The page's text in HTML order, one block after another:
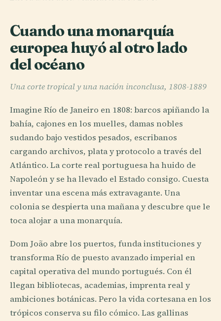
Cuando una monarquía
europea huyó al otro lado
del océano
Una corte tropical y una nación inconclusa, 1808-1889
Imagine Río de Janeiro en 1808: barcos apiñando la
bahía, cajones en los muelles, damas nobles
sudando bajo vestidos pesados, escribanos
cargando archivos, plata y protocolo a través del
Atlántico. La corte real portuguesa ha huido de
Napoleón y se ha llevado el Estado consigo. Cuesta
inventar una escena más extravagante. Una
colonia se despierta una mañana y descubre que le
toca alojar a una monarquía.
Dom João abre los puertos, funda instituciones y
transforma Río de puesto avanzado imperial en
capital operativa del mundo portugués. Con él
llegan bibliotecas, academias, imprenta real y
ambiciones botánicas. Pero la vida cortesana en los
trópicos conserva su filo cómico. Las gallinas